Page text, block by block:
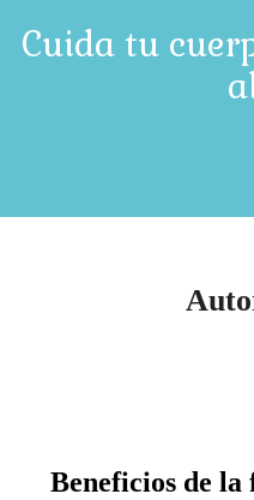
Cuida tu
Beneficios de